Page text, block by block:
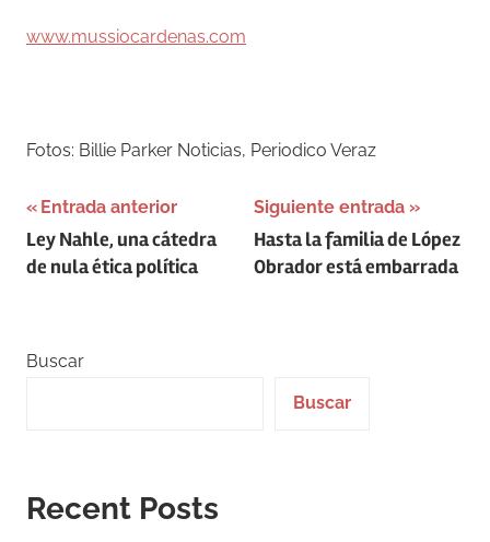
www.mussiocardenas.com
Fotos: Billie Parker Noticias, Periodico Veraz
Navegación
de
Entrada anterior
Ley Nahle, una cátedra
de nula ética política
Siguiente entrada
Hasta la familia de López
Obrador está embarrada
Buscar
Buscar
Recent Posts